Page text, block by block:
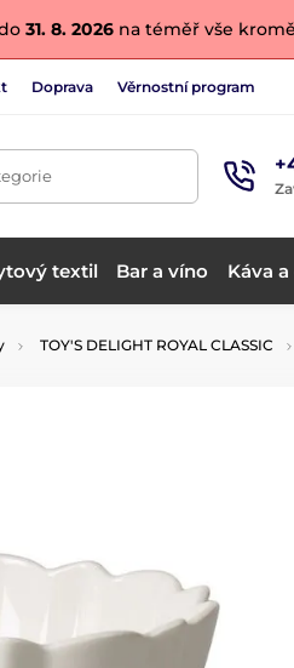
31. 8. 2026na téměř vše
Doprava Věrnostní program
textil Bar a víno Káva a
TOY'S DELIGHT ROYAL CLASSIC